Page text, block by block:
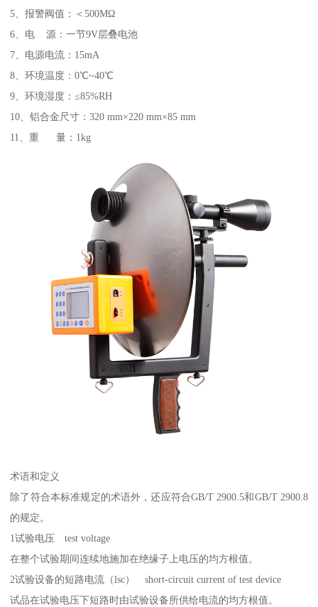
5、报警阀值：＜500MΩ
6、电 源：一节9V层叠电池
7、电源电流：15mA
8、环境温度：0℃~40℃
9、环境湿度：≤85%RH
10、铝合金尺寸：320 mm×220 mm×85 mm
11、重 量：1kg
术语和定义
除了符合本标准规定的术语外，还应符合GB/T 2900.5和GB/T 2900.8
的规定。
1试验电压 test voltage
在整个试验期间连续地施加在绝缘子上电压的均方根值。
2试验设备的短路电流（lsc） short-circuit current of test device
试品在试验电压下短路时由试验设备所供给电流的均方根值。